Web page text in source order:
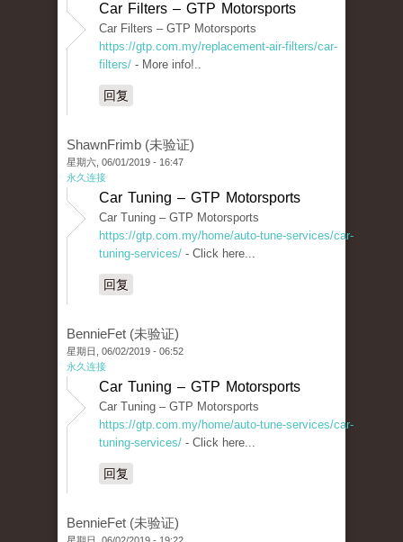
Car Filters – GTP Motorsports
Car Filters – GTP Motorsports
https://gtp.com.my/replacement-air-filters/car-
filters/ - More info!..
回复
ShawnFrimb (未验证)
星期六, 06/01/2019 - 16:47
永久连接
Car Tuning – GTP Motorsports
Car Tuning – GTP Motorsports
https://gtp.com.my/home/auto-tune-services/car-
tuning-services/ - Click here...
回复
BennieFet (未验证)
星期日, 06/02/2019 - 06:52
永久连接
Car Tuning – GTP Motorsports
Car Tuning – GTP Motorsports
https://gtp.com.my/home/auto-tune-services/car-
tuning-services/ - Click here...
回复
BennieFet (未验证)